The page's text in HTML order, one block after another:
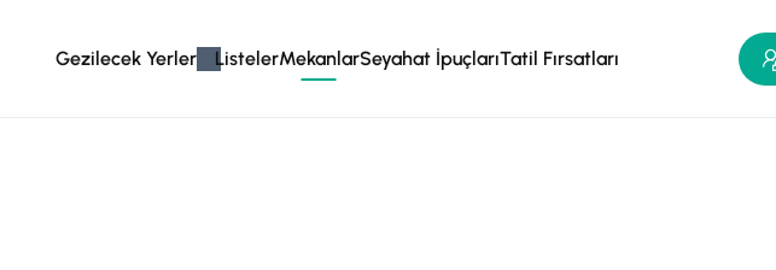
Gezilecek Yerler ListelerMekanlarSeyahat İpuçlarıTatil Fırsatları